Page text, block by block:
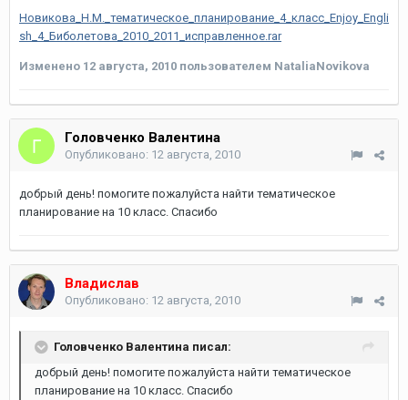
Новикова_Н.М._тематическое_планирование_4_класс_Enjoy_Engli
sh_4_Биболетова_2010_2011_исправленное.rar
Изменено 12 августа, 2010 пользователем NataliaNovikova
Головченко Валентина
Опубликовано: 12 августа, 2010
добрый день! помогите пожалуйста найти тематическое
планирование на 10 класс. Спасибо
Владислав
Опубликовано: 12 августа, 2010
Головченко Валентина писал:
добрый день! помогите пожалуйста найти тематическое
планирование на 10 класс. Спасибо